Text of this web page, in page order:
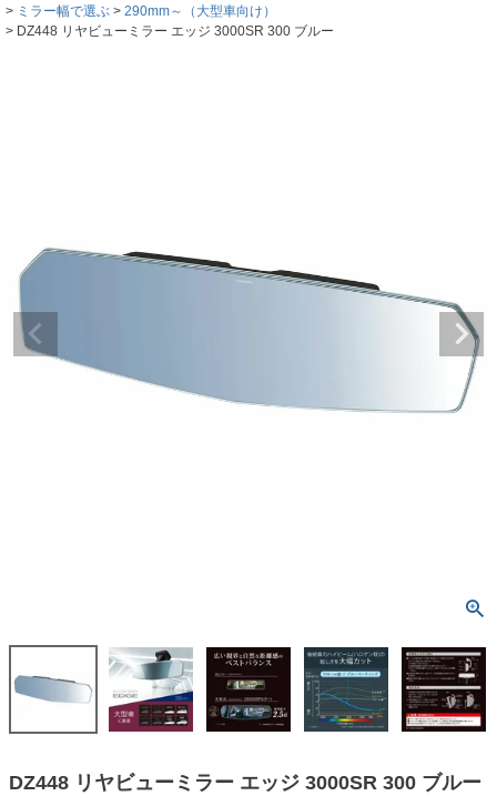
ミラー幅で選ぶ
290mm～（大型車向け）
DZ448 リヤビューミラー エッジ 3000SR 300 ブルー
DZ448 リヤビューミラー エッジ 3000SR 300 ブルー